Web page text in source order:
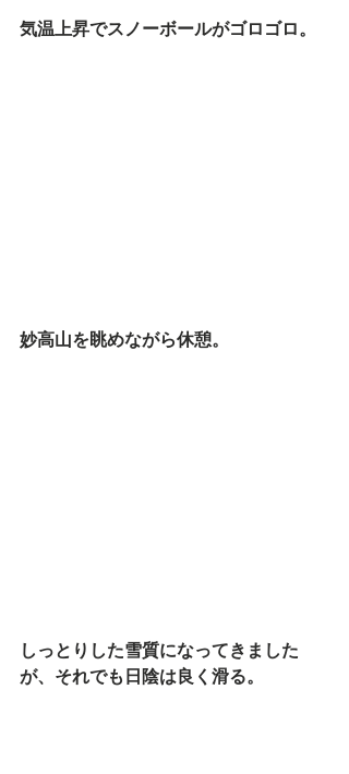
気温上昇でスノーボールがゴロゴロ。
妙高山を眺めながら休憩。
しっとりした雪質になってきました
が、それでも日陰は良く滑る。